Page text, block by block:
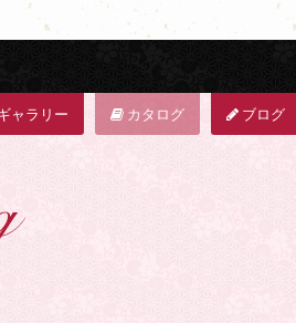
ャラリー カタログ ブログ